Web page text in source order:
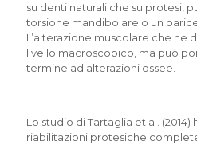
su denti naturali che su protesi,
torsione mandibolare o un
L’alterazione muscolare che ne
livello macroscopico, ma può
termine ad alterazioni ossee.
Lo studio di Tartaglia et al.
riabilitazioni protesiche